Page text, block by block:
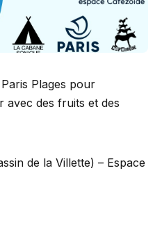
Plages pour
avec des fruits et des
de la Villette) – Espace